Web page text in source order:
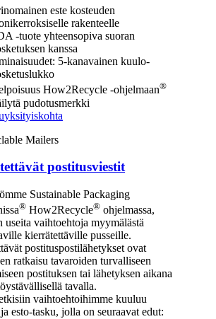
este kosteuden
rakenteelle
-tuote yhteensopiva suoran
kanssa
5-kanavainen kuulo-
How2Recycle -ohjelmaan®
pudotusmerkki
yksityiskohta
postitusviestit
Sustainable Packaging
® How2Recycle® ohjelmassa,
useita vaihtoehtoja myymälästä
kierrätettäville pusseille.
postituspostilähetykset ovat
ratkaisu tavaroiden turvalliseen
postituksen tai lähetyksen aikana
tavalla.
vaihtoehtoihimme kuuluu
esto-tasku, jolla on seuraavat edut: